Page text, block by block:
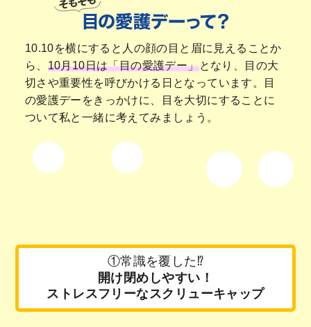
キャンペーンから探す
10.10を横にすると人の顔の目と眉に見えることか
ら、 10月10日は「目の愛護デー」となり、目の大
切さや重要性を呼びかける日となっています。目
の愛護デーをきっかけに、目を大切にすることに
ついて私と一緒に考えてみましょう。
①常識を覆した⁉
開け閉めしやすい！
ストレスフリーなスクリューキャップ